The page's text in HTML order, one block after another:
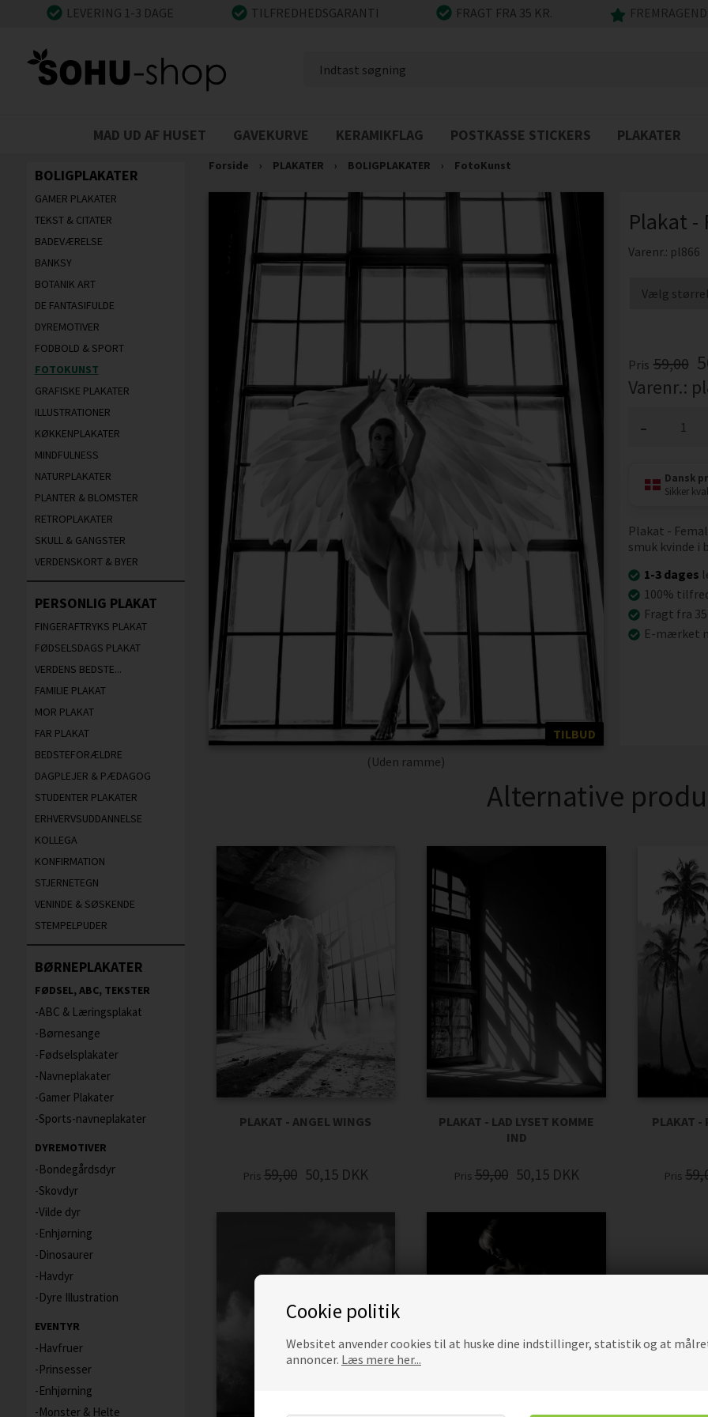
Cookie politik
Websitet anvender cookies til at huske dine indstillinger, statistik og at
annoncer. Læs mere her...
LEVERING 1-3 DAGE TILFREDHEDSGARANTI FRAGT FRA 35 KR.
MAD UD AF HUSET GAVEKURVE KERAMIKFLAG POSTKASSE STICKERS PLAKATER
BOLIGPLAKATER
GAMER PLAKATER
TEKST & CITATER
BADEVÆRELSE
BANKSY
BOTANIK ART
DE FANTASIFULDE
DYREMOTIVER
FODBOLD & SPORT
FOTOKUNST
GRAFISKE PLAKATER
ILLUSTRATIONER
KØKKENPLAKATER
MINDFULNESS
NATURPLAKATER
PLANTER & BLOMSTER
RETROPLAKATER
SKULL & GANGSTER
VERDENSKORT & BYER
PERSONLIG PLAKAT
FINGERAFTRYKS PLAKAT
FØDSELSDAGS PLAKAT
VERDENS BEDSTE...
FAMILIE PLAKAT
MOR PLAKAT
FAR PLAKAT
BEDSTEFORÆLDRE
DAGPLEJER & PÆDAGOG
STUDENTER PLAKATER
ERHVERVSUDDANNELSE
KOLLEGA
KONFIRMATION
STJERNETEGN
VENINDE & SØSKENDE
STEMPELPUDER
BØRNEPLAKATER
FØDSEL, ABC, TEKSTER
ABC & Læringsplakat
Børnesange
Fødselsplakater
Navneplakater
Gamer Plakater
Sports-navneplakater
DYREMOTIVER
Bondegårdsdyr
Skovdyr
Vilde dyr
Enhjørning
Dinosaurer
Havdyr
Dyre Illustration
EVENTYR
Havfruer
Prinsesser
Enhjørning
Monster & Helte
Forside › PLAKATER › BOLIGPLAKATER › FotoKunst
TILBUD
(Uden ramme)
Plakat -
Varenr.: pl866
Pris 59,00
Varenr.:
-
Dansk
Sikker
Plakat -
smuk kvinde i
1-3 dages
100%
Fragt fra
E-mærket
Alternative
PLAKAT - ANGEL WINGS
Pris 59,00 50,15 DKK
PLAKAT - LAD LYSET KOMME
IND
Pris 59,00 50,15 DKK
PLAKAT -
Pris